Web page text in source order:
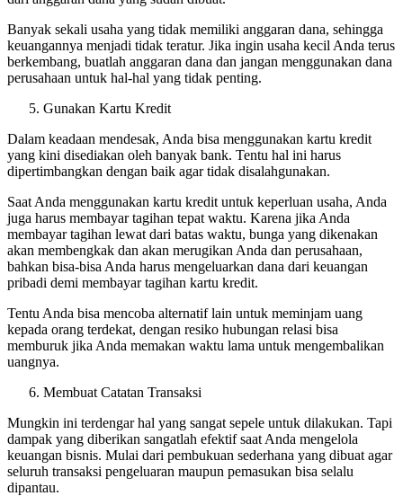
Banyak sekali usaha yang tidak memiliki anggaran dana, sehingga
keuangannya menjadi tidak teratur. Jika ingin usaha kecil Anda terus
berkembang, buatlah anggaran dana dan jangan menggunakan dana
perusahaan untuk hal-hal yang tidak penting.
Gunakan Kartu Kredit
Dalam keadaan mendesak, Anda bisa menggunakan kartu kredit
yang kini disediakan oleh banyak bank. Tentu hal ini harus
dipertimbangkan dengan baik agar tidak disalahgunakan.
Saat Anda menggunakan kartu kredit untuk keperluan usaha, Anda
juga harus membayar tagihan tepat waktu. Karena jika Anda
membayar tagihan lewat dari batas waktu, bunga yang dikenakan
akan membengkak dan akan merugikan Anda dan perusahaan,
bahkan bisa-bisa Anda harus mengeluarkan dana dari keuangan
pribadi demi membayar tagihan kartu kredit.
Tentu Anda bisa mencoba alternatif lain untuk meminjam uang
kepada orang terdekat, dengan resiko hubungan relasi bisa
memburuk jika Anda memakan waktu lama untuk mengembalikan
uangnya.
Membuat Catatan Transaksi
Mungkin ini terdengar hal yang sangat sepele untuk dilakukan. Tapi
dampak yang diberikan sangatlah efektif saat Anda mengelola
keuangan bisnis. Mulai dari pembukuan sederhana yang dibuat agar
seluruh transaksi pengeluaran maupun pemasukan bisa selalu
dipantau.